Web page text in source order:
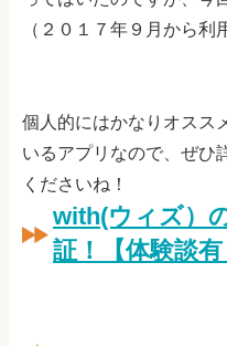
（２０１７年９月から利
個人的にはかなりオスス
いるアプリなので、ぜひ
くださいね！
with(ウィズ）
証！【体験談有